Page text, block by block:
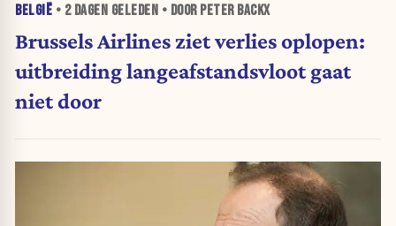
BELGIË • 2 DAGEN GELEDEN • DOOR PETER BACKX
Brussels Airlines ziet verlies oplopen:
uitbreiding langeafstandsvloot gaat
niet door